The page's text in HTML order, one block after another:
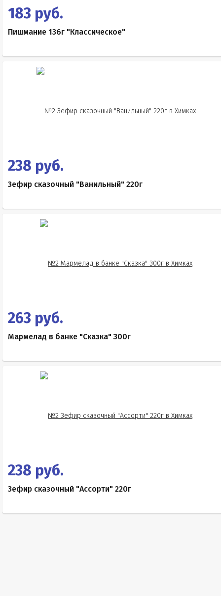
183 руб.
Пишмание 136г "Классическое"
238 руб.
Зефир сказочный "Ванильный" 220г
263 руб.
Мармелад в банке "Сказка" 300г
238 руб.
Зефир сказочный "Ассорти" 220г